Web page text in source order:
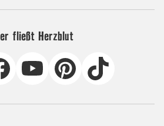
fließt Herzblut